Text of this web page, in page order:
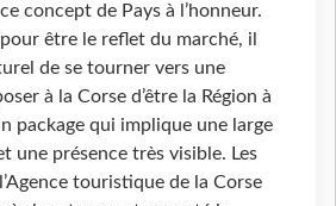
concept de Pays à l’honneur.
être le reflet du marché, il
de se tourner vers une
à la Corse d’être la Région à
package qui implique une large
une présence très visible. Les
touristique de la Corse